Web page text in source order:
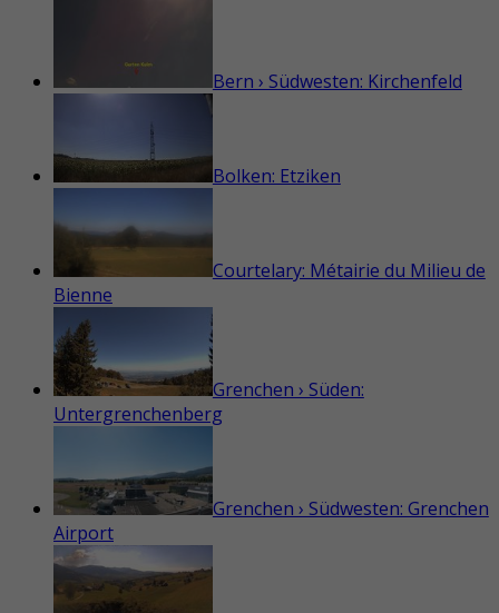
Bern › Südwesten: Kirchenfeld
Bolken: Etziken
Courtelary: Métairie du Milieu de
Bienne
Grenchen › Süden:
Untergrenchenberg
Grenchen › Südwesten: Grenchen
Airport